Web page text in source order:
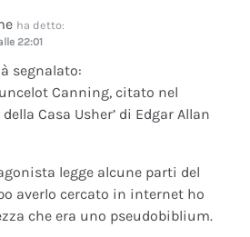
ha detto:
22:01
segnalato:
Canning, citato nel
Casa Usher’ di Edgar Allan
legge alcune parti del
averlo cercato in internet ho
che era uno pseudobiblium.